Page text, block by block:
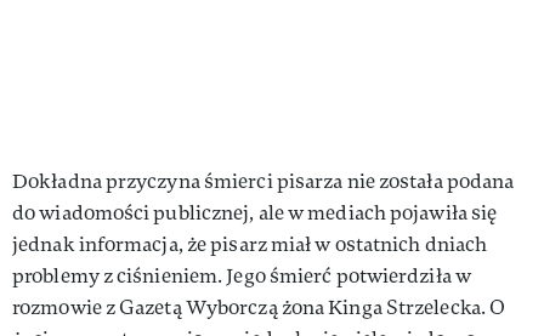
Dokładna przyczyna śmierci pisarza nie została podana
do wiadomości publicznej, ale w mediach pojawiła się
jednak informacja, że pisarz miał w ostatnich dniach
problemy z ciśnieniem. Jego śmierć potwierdziła w
rozmowie z Gazetą Wyborczą żona Kinga Strzelecka. O